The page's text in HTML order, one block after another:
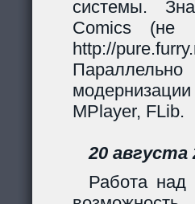
системы.
Comics (не
http://
MPlayer, FLib.
20 августа
Работа над